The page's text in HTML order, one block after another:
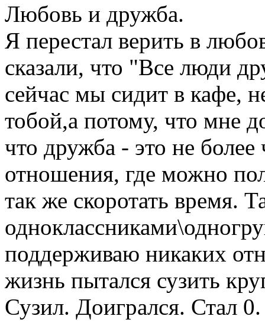
Любовь и дружба.
Я перестал верить в
сказали, что "Все люди
сейчас мы сидит в кафе,
тобой,а потому, что мне
что дружба - это не
отношения, где можно
так же скоротать
поддерживаю никаких
жизнь пытался сузить
Сузил. Доигрался. Стал 0.